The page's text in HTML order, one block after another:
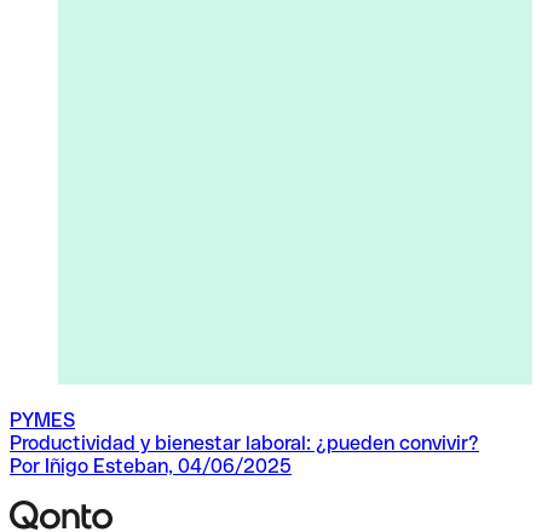
PYMES
Productividad y bienestar laboral: ¿pueden convivir?
Por Iñigo Esteban, 04/06/2025